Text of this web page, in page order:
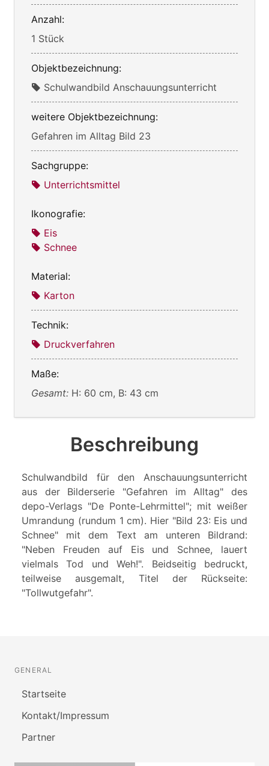
Anzahl:
1 Stück
Objektbezeichnung:
Schulwandbild Anschauungsunterricht
weitere Objektbezeichnung:
Gefahren im Alltag Bild 23
Sachgruppe:
Unterrichtsmittel
Ikonografie:
Eis
Schnee
Material:
Karton
Technik:
Druckverfahren
Maße:
Gesamt: H: 60 cm, B: 43 cm
Beschreibung
Schulwandbild für den Anschauungsunterricht
aus der Bilderserie "Gefahren im Alltag" des
depo-Verlags "De Ponte-Lehrmittel"; mit weißer
Umrandung (rundum 1 cm). Hier "Bild 23: Eis und
Schnee" mit dem Text am unteren Bildrand:
"Neben Freuden auf Eis und Schnee, lauert
vielmals Tod und Weh!". Beidseitig bedruckt,
teilweise ausgemalt, Titel der Rückseite:
"Tollwutgefahr".
GENERAL
Startseite
Kontakt/Impressum
Partner